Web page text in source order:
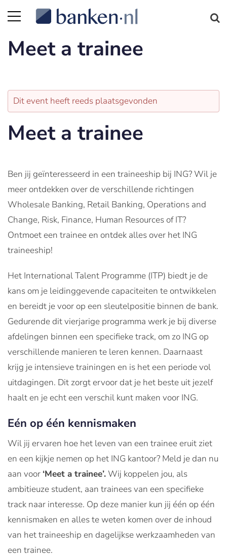
Meet a trainee
Dit event heeft reeds plaatsgevonden
Meet a trainee
Ben jij geïnteresseerd in een traineeship bij ING? Wil je
meer ontdekken over de verschillende richtingen
Wholesale Banking, Retail Banking, Operations and
Change, Risk, Finance, Human Resources of IT?
Ontmoet een trainee en ontdek alles over het ING
traineeship!
Het International Talent Programme (ITP) biedt je de
kans om je leidinggevende capaciteiten te ontwikkelen
en bereidt je voor op een sleutelpositie binnen de bank.
Gedurende dit vierjarige programma werk je bij diverse
afdelingen binnen een specifieke track, om zo ING op
verschillende manieren te leren kennen. Daarnaast
krijg je intensieve trainingen en is het een periode vol
uitdagingen. Dit zorgt ervoor dat je het beste uit jezelf
haalt en je echt een verschil kunt maken voor ING.
Eén op één kennismaken
Wil jij ervaren hoe het leven van een trainee eruit ziet
en een kijkje nemen op het ING kantoor? Meld je dan nu
aan voor ‘Meet a trainee’.Wij koppelen jou, als
ambitieuze student, aan trainees van een specifieke
track naar interesse. Op deze manier kun jij één op één
kennismaken en alles te weten komen over de inhoud
van het traineeship en dagelijkse werkzaamheden van
een trainee.